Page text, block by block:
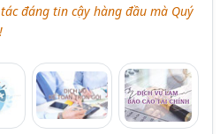
đáng tin cậy hàng đầu mà Quý